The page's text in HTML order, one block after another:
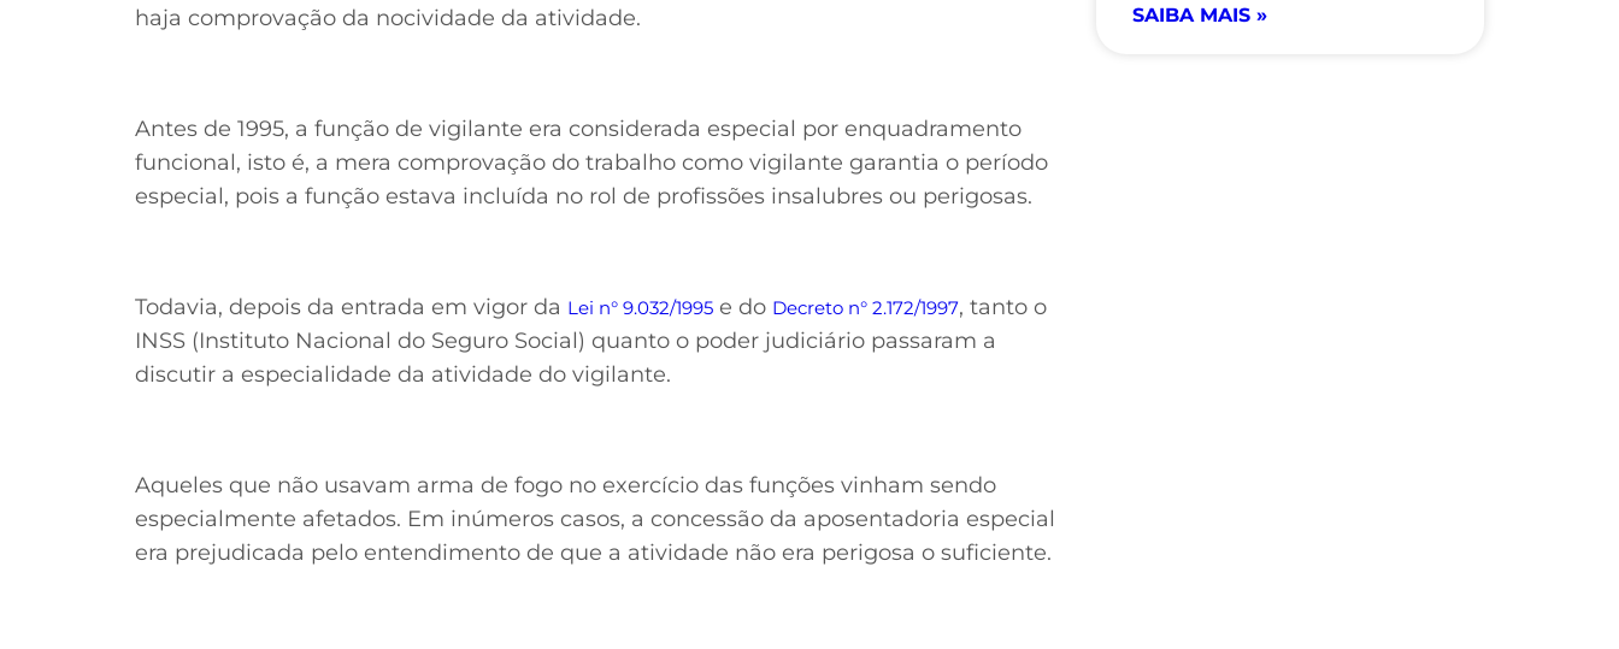
haja comprovação da nocividade da atividade.
Antes de 1995, a função de vigilante era considerada especial por enquadramento
funcional, isto é, a mera comprovação do trabalho como vigilante garantia o período
especial, pois a função estava incluída no rol de profissões insalubres ou perigosas.
Todavia, depois da entrada em vigor da Lei n° 9.032/1995 e do Decreto n° 2.172/1997, tanto o
INSS (Instituto Nacional do Seguro Social) quanto o poder judiciário passaram a
discutir a especialidade da atividade do vigilante.
Aqueles que não usavam arma de fogo no exercício das funções vinham sendo
especialmente afetados. Em inúmeros casos, a concessão da aposentadoria especial
era prejudicada pelo entendimento de que a atividade não era perigosa o suficiente.
SAIBA MAIS »